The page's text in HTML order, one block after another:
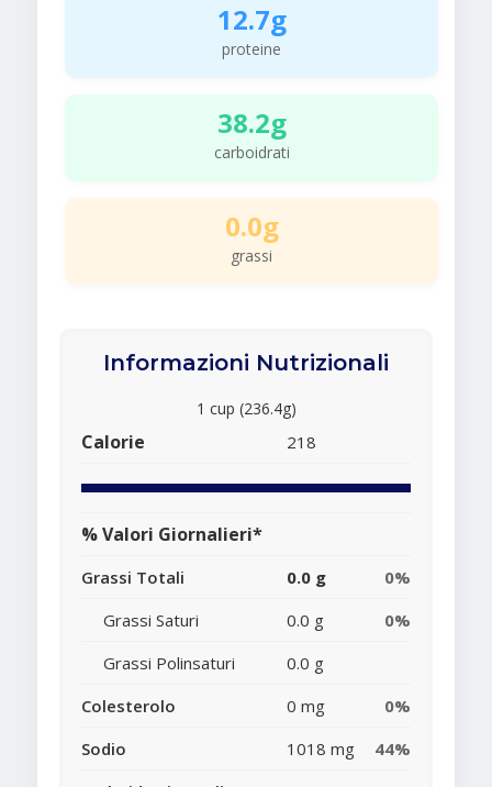
12.7g
proteine
38.2g
carboidrati
0.0g
grassi
Informazioni Nutrizionali
1 cup (236.4g)
Calorie 218
% Valori Giornalieri*
Grassi Totali 0.0 g
0%
Grassi Saturi
0.0 g
0%
Grassi Polinsaturi
0.0 g
Colesterolo
0 mg
0%
Sodio
1018 mg
44%